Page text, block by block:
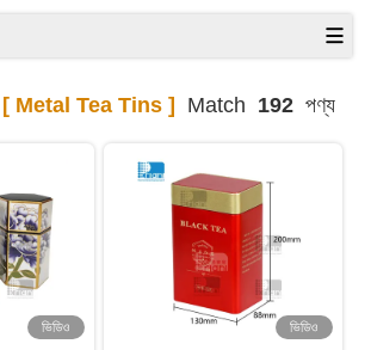
[ Metal Tea Tins ] Match 192পণ্য
ভিডিও
ভিডিও